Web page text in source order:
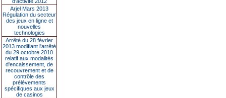
Arjel Mars 2013
Régulation du secteur
des jeux en ligne et
nouvelles
technologies
Arrêté du 28 février
2013 modifiant l'arrêté
du 29 octobre 2010
relatif aux modalités
d'encaissement, de
recouvrement et de
contrôle des
prélèvements
spécifiques aux jeux
de casinos